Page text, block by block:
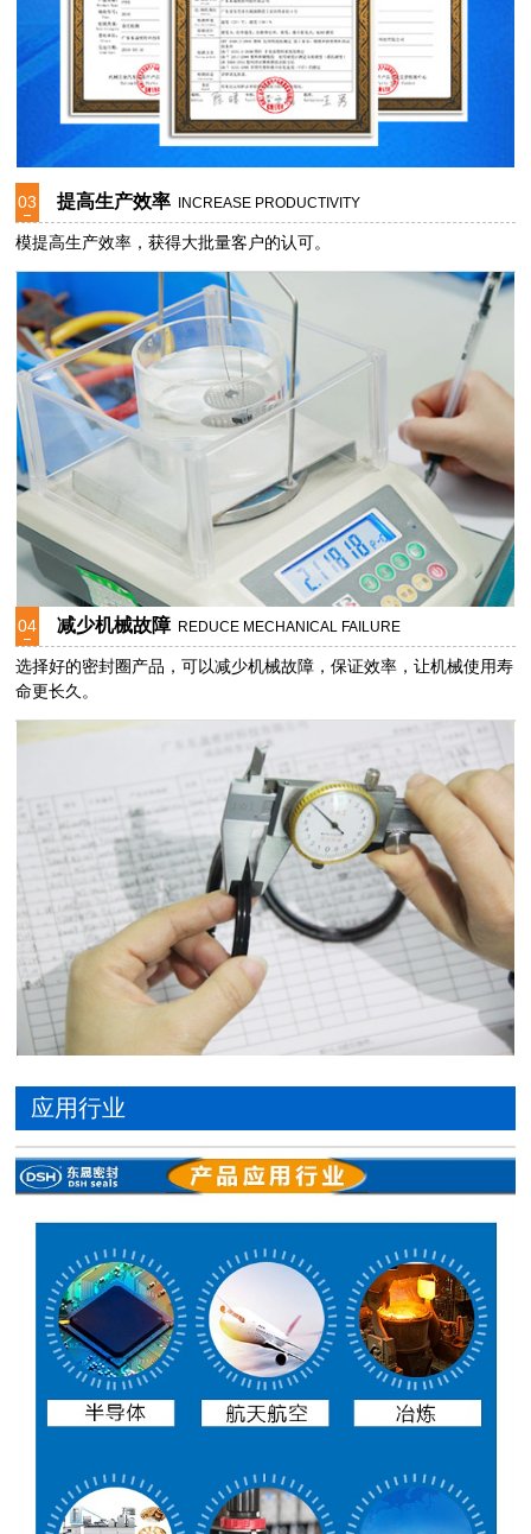
03 提高生产效率 INCREASE PRODUCTIVITY
模提高生产效率，获得大批量客户的认可。
04 减少机械故障 REDUCE MECHANICAL FAILURE
选择好的密封圈产品，可以减少机械故障，保证效率，让机械使用寿
命更长久。
应用行业